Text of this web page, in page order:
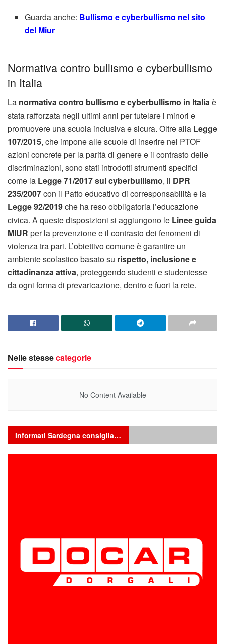
Guarda anche: Bullismo e cyberbullismo nel sito
del Miur
Normativa contro bullismo e cyberbullismo
in Italia
La normativa contro bullismo e cyberbullismo in Italia è
stata rafforzata negli ultimi anni per tutelare i minori e
promuovere una scuola inclusiva e sicura. Oltre alla Legge
107/2015, che impone alle scuole di inserire nel PTOF
azioni concrete per la parità di genere e il contrasto delle
discriminazioni, sono stati introdotti strumenti specifici
come la Legge 71/2017 sul cyberbullismo, il DPR
235/2007con il Patto educativo di corresponsabilità e la
Legge 92/2019che ha reso obbligatoria l’educazione
civica. A queste disposizioni si aggiungono le Linee guida
MIUR per la prevenzione e il contrasto dei fenomeni di
violenza tra pari. L’obiettivo comune è garantire un
ambiente scolastico basato su rispetto, inclusione e
cittadinanza attiva, proteggendo studenti e studentesse
da ogni forma di prevaricazione, dentro e fuori la rete.
Nelle stessecategorie
No Content Available
Informati Sardegna consiglia…